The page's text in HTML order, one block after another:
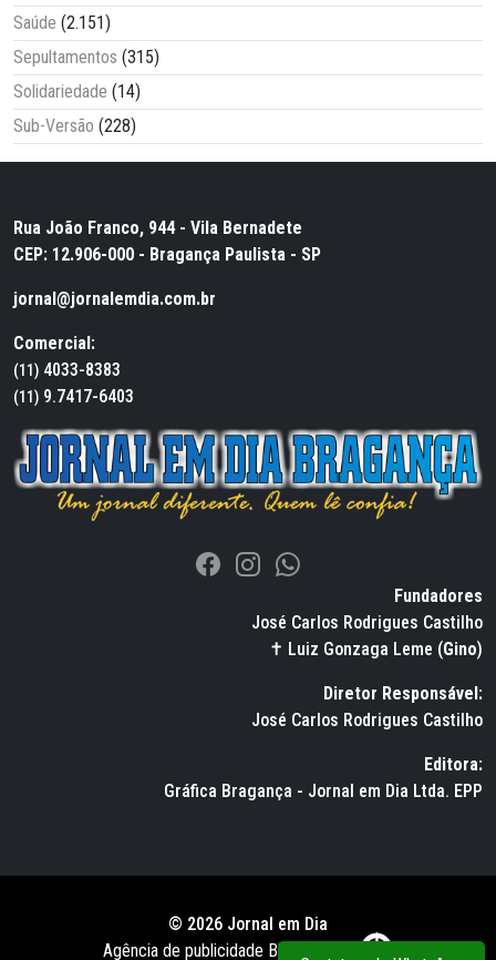
Saúde (2.151)
Sepultamentos (315)
Solidariedade (14)
Sub-Versão (228)
Rua João Franco, 944 - Vila Bernadete
CEP: 12.906-000 - Bragança Paulista - SP
jornal@jornalemdia.com.br
Comercial:
(11) 4033-8383
(11) 9.7417-6403
Fundadores
José Carlos Rodrigues Castilho
✝ Luiz Gonzaga Leme (Gino)
Diretor Responsável:
José Carlos Rodrigues Castilho
Editora:
Gráfica Bragança - Jornal em Dia Ltda. EPP
© 2026 Jornal em Dia
Agência de publicidade BWS RUSSO